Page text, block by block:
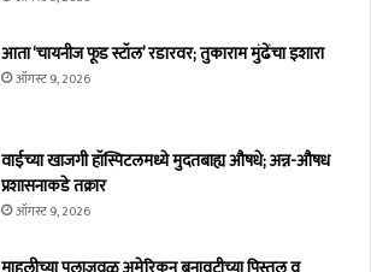
आता ‘चायनीज फूड स्टॉल’ रडारवर; तुकाराम मुंढेंचा इशारा
ऑगस्ट 9, 2026
वाईच्या खाजगी हॉस्पिटलमध्ये मुदतबाह्य औषधे; अन्न-औषध
प्रशासनाकडे तक्रार
ऑगस्ट 9, 2026